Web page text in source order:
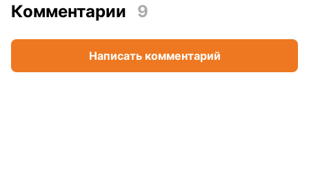
Комментарии 9
Написать комментарий